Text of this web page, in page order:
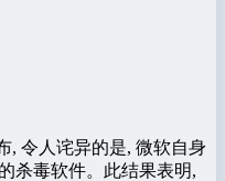
, 令人诧异的是, 微软自身
杀毒软件。此结果表明,